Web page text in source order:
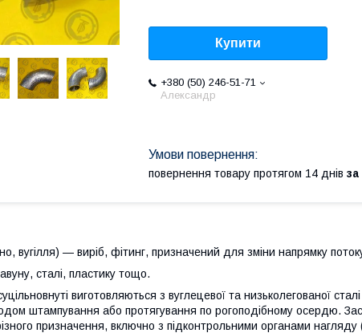
Купити
+380 (50) 246-51-71
Александр
повернення товару протягом 14 днів
вугілля) — виріб, фітинг, призначений для зміни напрямку
сталі, пластику тощо.
виготовляються з вуглецевої та низьколегованої
штампування або протягування по рогоподібному осердю.
призначення, включно з підконтрольними органами